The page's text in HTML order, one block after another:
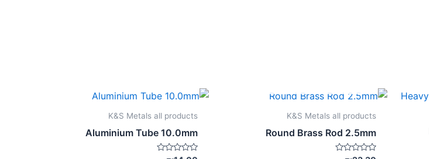
K&S Metals all products
Round Brass Rod 2.5mm
K&S Metals all products
Aluminium Tube 10.0mm